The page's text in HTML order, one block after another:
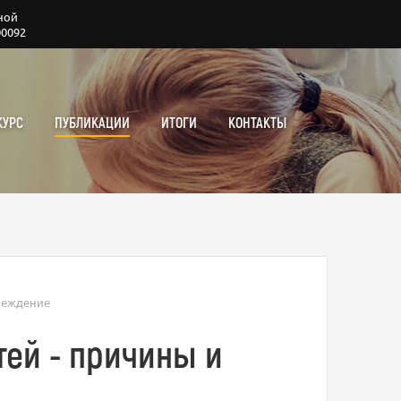
ПУБЛИКАЦИИ ИТОГИ КОНТАКТЫ
- причины и